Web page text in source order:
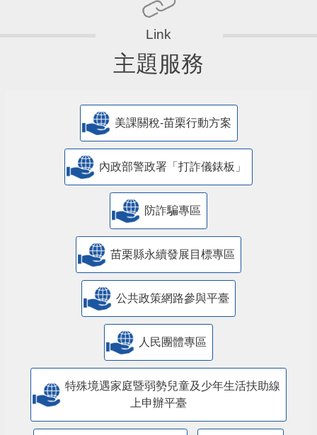
主題服務
美課關稅-苗栗行動方案
內政部警政署「打詐儀錶板」
防詐騙專區
苗栗縣永續發展目標專區
公共政策網路參與平臺
人民團體專區
特殊境遇家庭暨弱勢兒童及少年生活扶助線
上申辦平臺